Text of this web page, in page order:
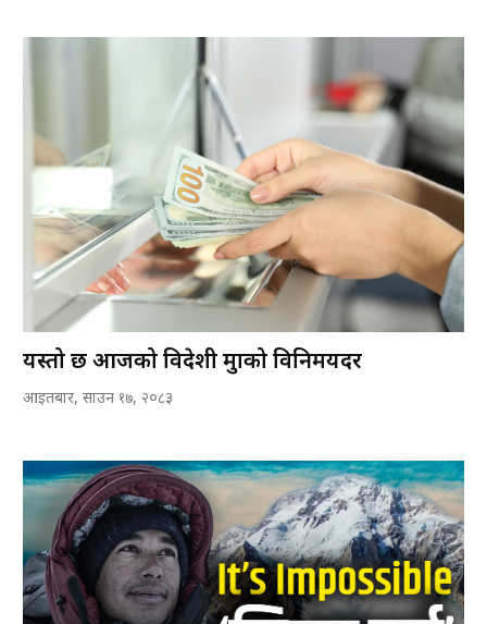
यस्तो छ आजको विदेशी मुद्राको विनिमयदर
आइतबार, साउन १७, २०८३